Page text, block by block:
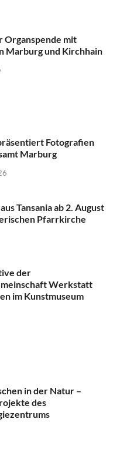
Organspende mit
Marburg und Kirchhain
Fotografien
Marburg
Tansania ab 2. August
Pfarrkirche
der
Werkstatt
im Kunstmuseum
in der Natur –
des